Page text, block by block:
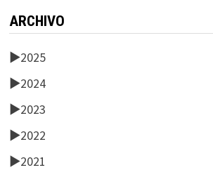
ARCHIVO
►2025
►2024
►2023
►2022
►2021